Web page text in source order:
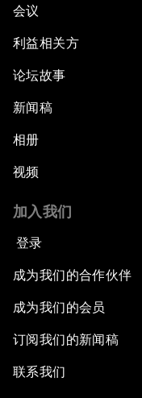
会议
利益相关方
论坛故事
新闻稿
相册
视频
加入我们
登录
成为我们的合作伙伴
成为我们的会员
订阅我们的新闻稿
联系我们